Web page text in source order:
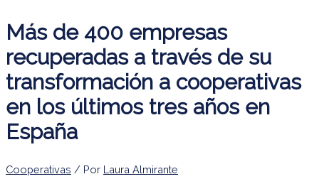
Más de 400 empresas
recuperadas a través de su
transformación a cooperativas
en los últimos tres años en
España
Cooperativas / Por Laura Almirante